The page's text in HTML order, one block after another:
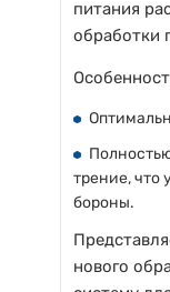
питания
обработки
трение, что
бороны.
нового